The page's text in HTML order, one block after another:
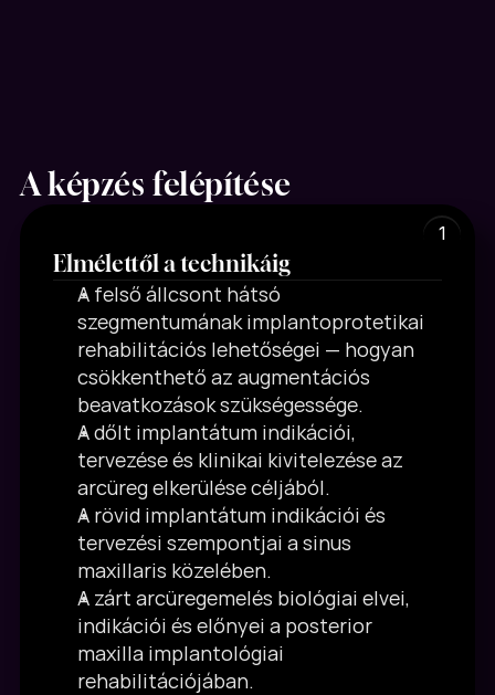
A képzés felépítése
Elmélettől a technikáig
A felső állcsont hátsó
szegmentumának implantoprotetikai
rehabilitációs lehetőségei — hogyan
csökkenthető az augmentációs
beavatkozások szükségessége.
A dőlt implantátum indikációi,
tervezése és klinikai kivitelezése az
arcüreg elkerülése céljából.
A rövid implantátum indikációi és
tervezési szempontjai a sinus
maxillaris közelében.
A zárt arcüregemelés biológiai elvei,
indikációi és előnyei a posterior
maxilla implantológiai
rehabilitációjában.
1